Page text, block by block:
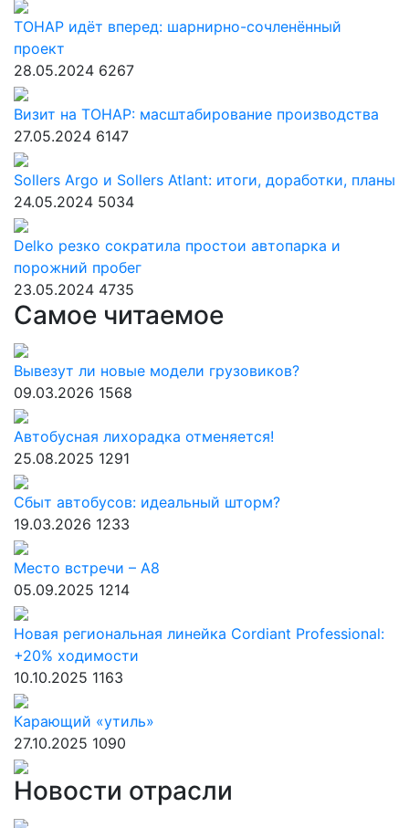
ТОНАР идёт вперед: шарнирно-сочленённый
проект
28.05.2024 6267
Визит на ТОНАР: масштабирование производства
27.05.2024 6147
Sollers Argo и Sollers Atlant: итоги, доработки, планы
24.05.2024 5034
Delko резко сократила простои автопарка и
порожний пробег
23.05.2024 4735
Самое читаемое
Вывезут ли новые модели грузовиков?
09.03.2026 1568
Автобусная лихорадка отменяется!
25.08.2025 1291
Сбыт автобусов: идеальный шторм?
19.03.2026 1233
Место встречи – А8
05.09.2025 1214
Новая региональная линейка Cordiant Professional:
+20% ходимости
10.10.2025 1163
Карающий «утиль»
27.10.2025 1090
Новости отрасли